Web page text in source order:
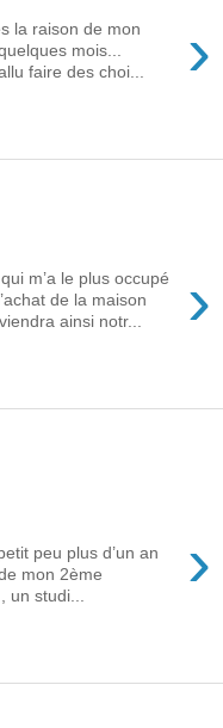
›
la raison de mon
mois...
faire des choi...
›
m’a le plus occupé
de la maison
ainsi notr...
›
peu plus d’un an
mon 2ème
studi...